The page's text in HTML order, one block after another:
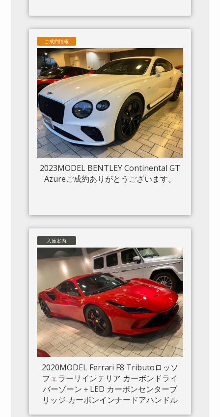
ご成約情報
2023MODEL BENTLEY Continental GT
Azureご成約ありがとうございます。
入庫案内
2020MODEL Ferrari F8 Tributoロッソ
フェラーリインテリア カーボンドライ
バーゾーン＋LED カーボンセンターブ
リッジ カーボンインナードアハンドル